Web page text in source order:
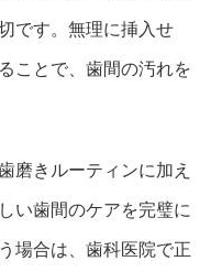
です。無理に挿入せ
ことで、歯間の汚れを
磨きルーティンに加え
い歯間のケアを完璧に
場合は、歯科医院で正